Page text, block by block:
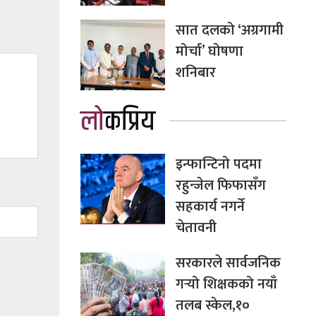
सात दलको ‘अग्रगामी
मोर्चा’ घोषणा
शनिबार
लोकप्रिय
इन्फान्टिनो पदमा
रहुन्जेल फिफासँग
सहकार्य नगर्ने
चेतावनी
सरकारले सार्वजनिक
गर्‍यो शिक्षकको नयाँ
तलब स्केल,१०